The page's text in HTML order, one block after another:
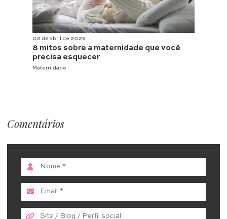
02 de abril de 2025
8 mitos sobre a maternidade que você
precisa esquecer
Maternidade
Comentários